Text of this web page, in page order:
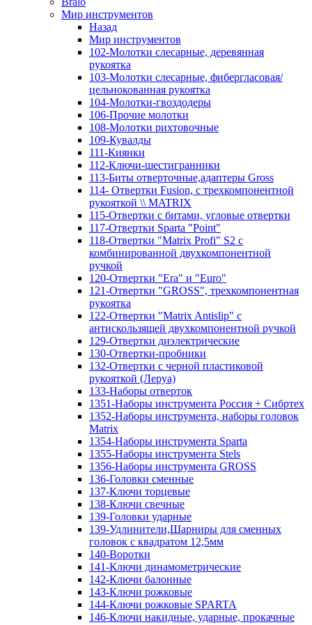
Мир инструментов
Назад
Мир инструментов
102-Молотки слесарные, деревянная
рукоятка
103-Молотки слесарные, фибергласовая/
цельнокованная рукоятка
104-Молотки-гвоздодеры
106-Прочие молотки
108-Молотки рихтовочные
109-Кувалды
111-Киянки
112-Ключи-шестигранники
113-Биты отверточные,адаптеры Gross
114- Отвертки Fusion, c трехкомпонентной
рукояткой \\ MATRIX
115-Отвертки с битами, угловые отвертки
117-Отвертки Sparta "Point"
118-Отвертки "Matrix Profi" S2 с
комбинированной двухкомпонентной
ручкой
120-Отвертки "Era" и "Euro"
121-Отвертки "GROSS", трехкомпонентная
рукоятка
122-Отвертки "Matrix Antislip" с
антискользящей двухкомпонентной ручкой
129-Отвертки диэлектрические
130-Отвертки-пробники
132-Отвертки с черной пластиковой
рукояткой (Леруа)
133-Наборы отверток
1351-Наборы инструмента Россия + Сибртех
1352-Наборы инструмента, наборы головок
Matrix
1354-Наборы инструмента Sparta
1355-Наборы инструмента Stels
1356-Наборы инструмента GROSS
136-Головки сменные
137-Ключи торцевые
138-Ключи свечные
139-Головки ударные
139-Удлинители,Шарниры для сменных
головок с квадратом 12,5мм
140-Воротки
141-Ключи динамометрические
142-Ключи балонные
143-Ключи рожковые
144-Ключи рожковые SPARTA
146-Ключи накидные, ударные, прокачные